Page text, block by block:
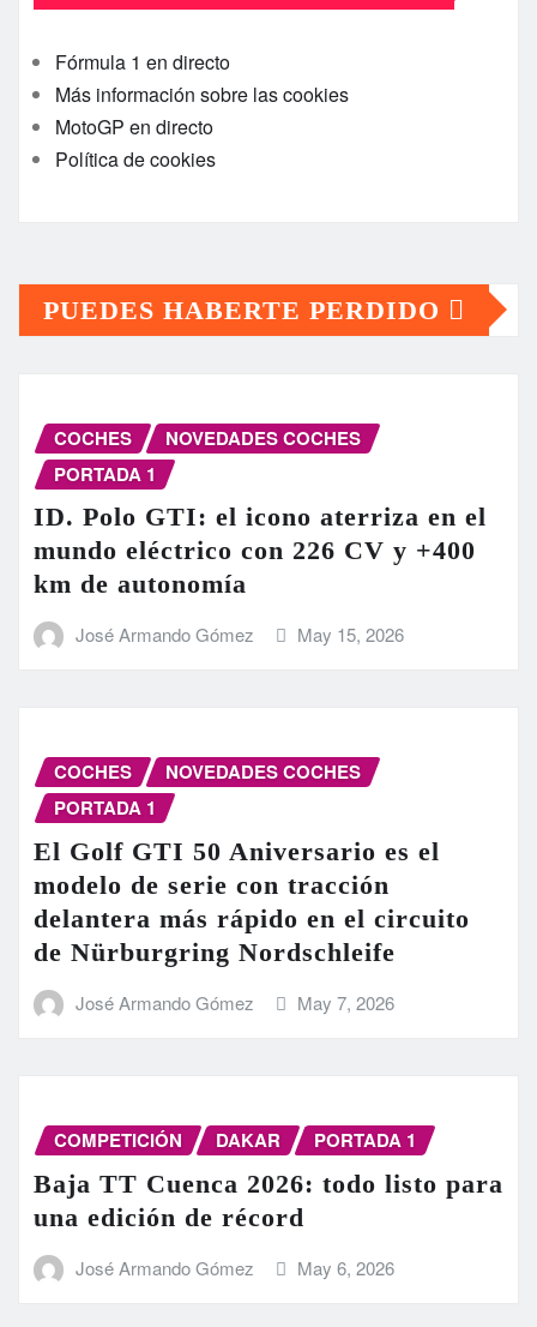
Fórmula 1 en directo
Más información sobre las cookies
MotoGP en directo
Política de cookies
PUEDES HABERTE PERDIDO
COCHES
NOVEDADES COCHES
PORTADA 1
ID. Polo GTI: el icono aterriza en el
mundo eléctrico con 226 CV y +400
km de autonomía
José Armando Gómez May 15, 2026
COCHES
NOVEDADES COCHES
PORTADA 1
El Golf GTI 50 Aniversario es el
modelo de serie con tracción
delantera más rápido en el circuito
de Nürburgring Nordschleife
José Armando Gómez May 7, 2026
COMPETICIÓN DAKAR PORTADA 1
Baja TT Cuenca 2026: todo listo para
una edición de récord
José Armando Gómez May 6, 2026